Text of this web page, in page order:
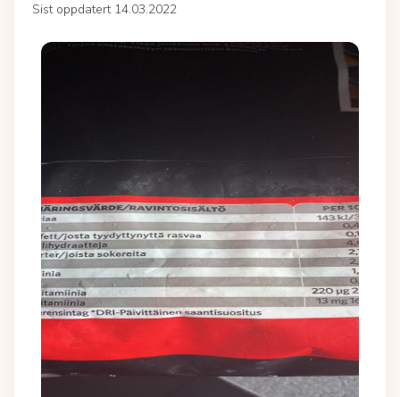
Sist oppdatert 14.03.2022